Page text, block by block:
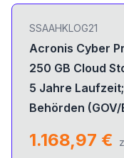
SSAAHKLOG21
Acronis Cyber
250 GB Cloud
5 Jahre
Behörden (GOV/
1.168,97 €